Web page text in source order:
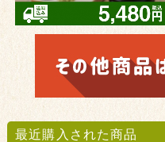
最近購入された商品